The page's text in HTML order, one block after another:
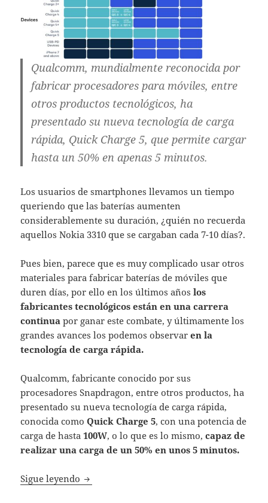
Qualcomm, mundialmente reconocida por
fabricar procesadores para móviles, entre
otros productos tecnológicos, ha
presentado su nueva tecnología de carga
rápida, Quick Charge 5, que permite cargar
hasta un 50% en apenas 5 minutos.
Los usuarios de smartphones llevamos un tiempo
queriendo que las baterías aumenten
considerablemente su duración, ¿quién no recuerda
aquellos Nokia 3310 que se cargaban cada 7-10 días?.
Pues bien, parece que es muy complicado usar otros
materiales para fabricar baterías de móviles que
duren días, por ello en los últimos añoslos
fabricantes tecnológicos están en una carrera
continua por ganar este combate, y últimamente los
grandes avances los podemos observaren la
tecnología de carga rápida.
Qualcomm, fabricante conocido por sus
procesadores Snapdragon, entre otros productos, ha
presentado su nueva tecnología de carga rápida,
conocida comoQuick Charge 5, con una potencia de
carga de hasta100W, o lo que es lo mismo,capaz de
realizar una carga de un 50% en unos 5 minutos.
Sigue leyendo Quick Charge 5: la carga rápida de